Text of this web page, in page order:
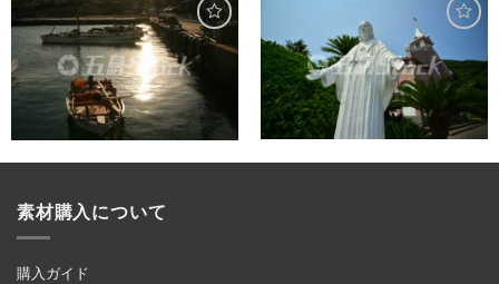
素材購入について
購入ガイド